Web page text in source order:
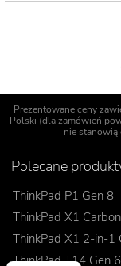
Prezentowane ceny
Polski (dla zamówień
nie
Polecane
ThinkPad P1 Gen 8
ThinkPad X1
ThinkPad X1 2-in-1
ThinkPad T14 Gen 6